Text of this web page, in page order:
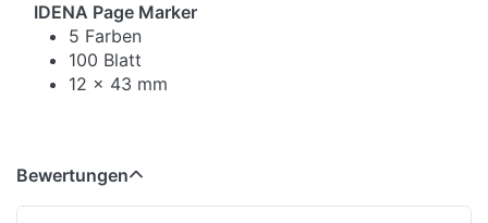
IDENA Page Marker
5 Farben
100 Blatt
12 x 43 mm
Bewertungen